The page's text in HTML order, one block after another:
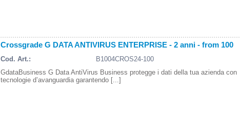
Crossgrade G DATA ANTIVIRUS ENTERPRISE - 2 anni - from 100
Cod. Art.:
B1004CROS24-100
GdataBusiness G Data AntiVirus Business protegge i dati della tua azienda con
tecnologie d’avanguardia garantendo [...]